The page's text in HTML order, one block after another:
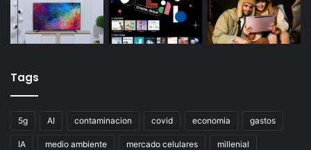
Tags
5g AI contaminacion covid economia gastos
IA medio ambiente mercado celulares millenial